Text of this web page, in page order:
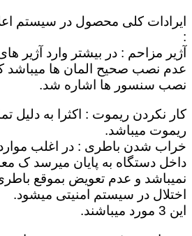
ایرادات کلی محصول در سیستم
:
آژیر مزاحم : در بیشتر وارد آژیر
عدم نصب صحیح المان ها میباشد که
نصب سنسور ها اشاره شد.
کار نکردن ریموت : اکثرا به دلیل
ریموت میباشد.
خراب شدن باطری : در اغلب
نمیباشد و عدم تعویض بموقع
اختلال در سیستم امنیتی میشود.
این 3 مورد میباشند.